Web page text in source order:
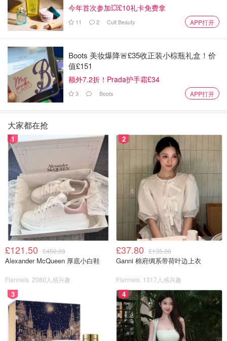
煎的过程注意翻面，避免变糊。等煎到双面金黄，就完成
啦！
今年首次参加💥£10礼卡免费拿
11 2 Cult Beauty APP打开
Boots 美妆爆降🚨£35收正装小棕瓶礼盒！价
值£151
额外7.2折！Prada护手霜£34
3 Boots APP打开
大家都在抢
1
£121.50 £450.00
Alexander McQueen 厚底小白鞋
Flannels 2080人感兴趣
2
£37.80 £135.00
Ganni 棉府绸系带荷叶边上衣
Flannels 1317人感兴趣
3 4